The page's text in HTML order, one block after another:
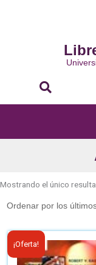
Mostrando el único
¡Oferta!
El